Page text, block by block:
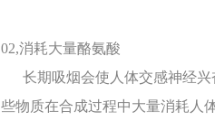
02,消耗大量酪氨酸
长期吸烟会使人体交感神经兴
些物质在合成过程中大量消耗人